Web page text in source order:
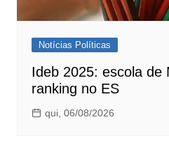
Notícias Políticas
Ideb 2025: escola de
ranking no ES
qui, 06/08/2026